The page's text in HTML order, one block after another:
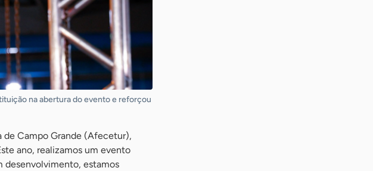
na abertura do evento e reforçou
de Campo Grande (Afecetur),
ano, realizamos um evento
desenvolvimento, estamos